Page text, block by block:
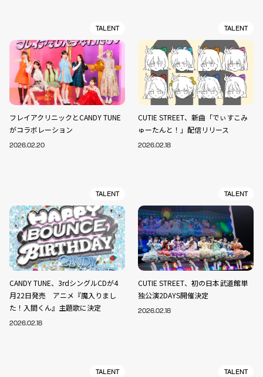
TALENT
フレイアクリニックとCANDY TUNE
がコラボレーション
2026.02.20
TALENT
CUTIE STREET、新曲「でぃすこみ
ゅーたんと！」配信リリース
2026.02.18
TALENT
CANDY TUNE、3rdシングルCDが4
月22日発売 アニメ『魔入りまし
た！入間くん』主題歌に決定
2026.02.18
TALENT
CUTIE STREET、初の日本武道館単
独公演2DAYS開催決定
2026.02.18
TALENT TALENT